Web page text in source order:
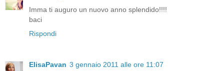
Imma ti auguro un nuovo anno splendido!!!!
baci
Rispondi
ElisaPavan 3 gennaio 2011 alle ore 11:07